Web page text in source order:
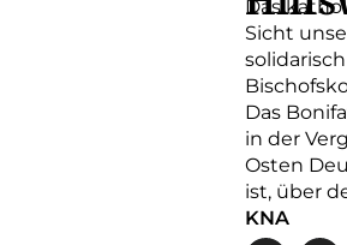
Das
Sicht
Das
in der
Osten
ist, über
KNA